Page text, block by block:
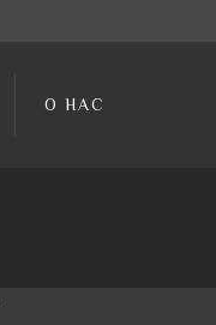
О НАС